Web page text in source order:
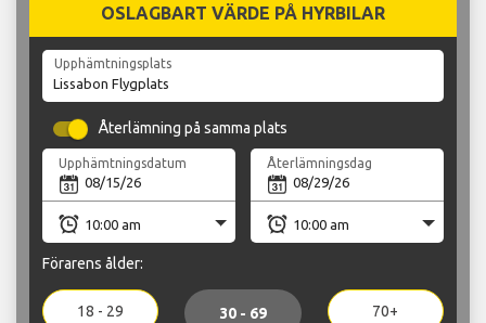
OSLAGBART VÄRDE PÅ HYRBILAR
Upphämtningsplats
Återlämning på samma plats
Upphämtningsdatum Återlämningsdag
Förarens ålder:
18 - 29 30 - 69 70+